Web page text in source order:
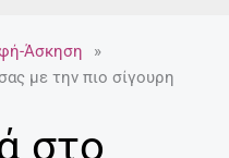
m
-
p
Άσκηση
»
με την πιο σίγουρη
στο